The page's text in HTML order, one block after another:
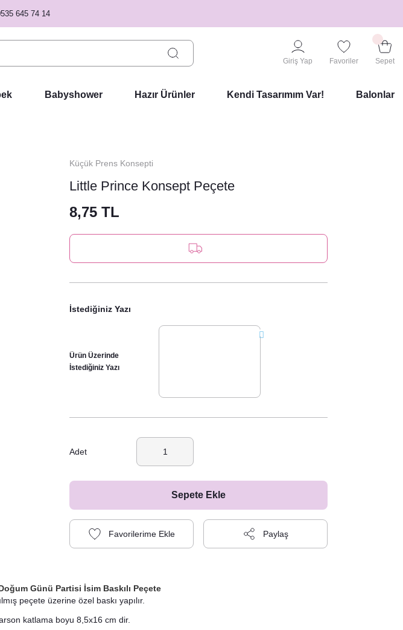
645 74 14
Giriş Yap Favoriler Sepet
Babyshower Hazır Ürünler Kendi Tasarımım Var! Balonlar
Küçük Prens Konsepti
Little Prince Konsept Peçete
8,75 TL
İstediğiniz Yazı
Ürün Üzerinde
İstediğiniz Yazı
Adet
Sepete Ekle
Paylaş
Günü Partisi İsim Baskılı Peçete
peçete üzerine özel baskı yapılır.
katlama boyu 8,5x16 cm dir.